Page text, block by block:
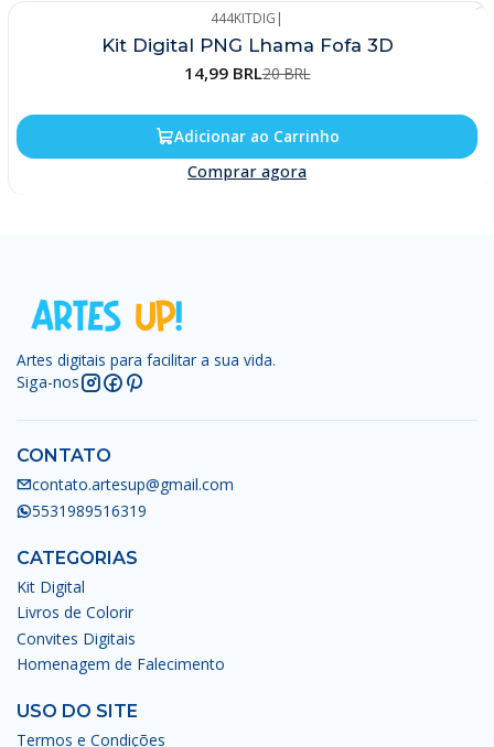
444KITDIG |
Kit Digital PNG Lhama Fofa 3D
14,99 BRL20 BRL
Adicionar ao Carrinho
Comprar agora
Artes digitais para facilitar a sua vida.
Siga-nos
CONTATO
contato.artesup@gmail.com
5531989516319
CATEGORIAS
Kit Digital
Livros de Colorir
Convites Digitais
Homenagem de Falecimento
USO DO SITE
Termos e Condições